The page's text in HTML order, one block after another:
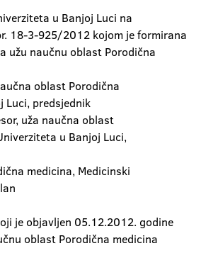
u Banjoj Luci na
18-3-925/2012 kojom je formirana
užu naučnu oblast Porodična
oblast Porodična
Luci, predsjednik
uža naučna oblast
u Banjoj Luci,
medicina, Medicinski
je objavljen 05.12.2012. godine
oblast Porodična medicina